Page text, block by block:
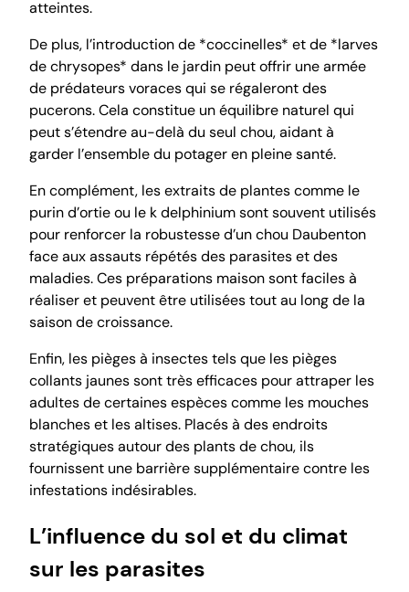
atteintes.
De plus, l’introduction de *coccinelles* et de *larves
de chrysopes* dans le jardin peut offrir une armée
de prédateurs voraces qui se régaleront des
pucerons. Cela constitue un équilibre naturel qui
peut s’étendre au-delà du seul chou, aidant à
garder l’ensemble du potager en pleine santé.
En complément, les extraits de plantes comme le
purin d’ortie ou le k delphinium sont souvent utilisés
pour renforcer la robustesse d’un chou Daubenton
face aux assauts répétés des parasites et des
maladies. Ces préparations maison sont faciles à
réaliser et peuvent être utilisées tout au long de la
saison de croissance.
Enfin, les pièges à insectes tels que les pièges
collants jaunes sont très efficaces pour attraper les
adultes de certaines espèces comme les mouches
blanches et les altises. Placés à des endroits
stratégiques autour des plants de chou, ils
fournissent une barrière supplémentaire contre les
infestations indésirables.
L’influence du sol et du climat
sur les parasites